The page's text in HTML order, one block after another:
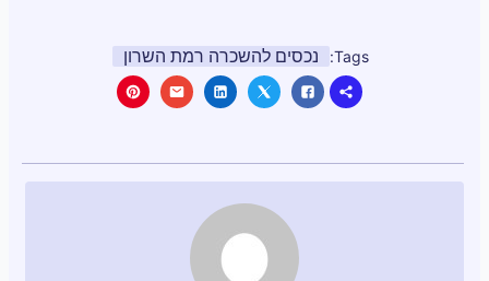
Tags: נכסים להשכרה רמת השרון